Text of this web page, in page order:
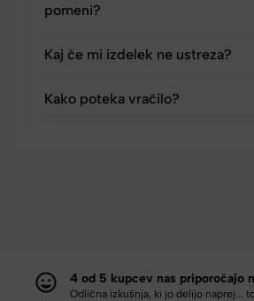
pomeni?
Kaj če mi izdelek ne ustreza?
Kako poteka vračilo?
4 od 5 kupcev nas priporočajo
Odlična izkušnja, ki jo delijo naprej...